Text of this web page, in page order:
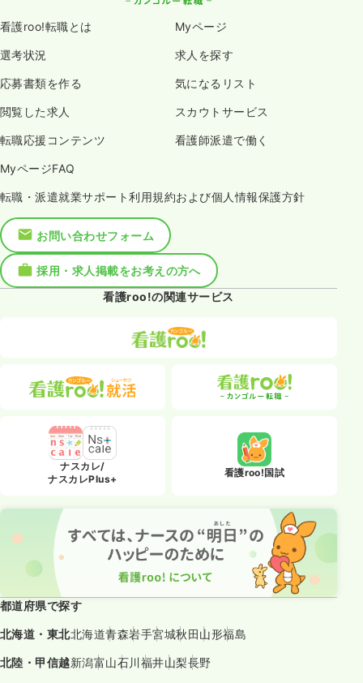
看護roo!転職とは Myページ
選考状況 求人を探す
応募書類を作る 気になるリスト
閲覧した求人 スカウトサービス
転職応援コンテンツ 看護師派遣で働く
MyページFAQ
転職・派遣就業サポート利用規約および個人情報保護方針
お問い合わせフォーム
採用・求人掲載をお考えの方へ
看護roo!の関連サービス
ナスカレ/
ナスカレPlus+
看護roo!国試
都道府県で探す
北海道・東北北海道青森岩手宮城秋田山形福島
北陸・甲信越新潟富山石川福井山梨長野